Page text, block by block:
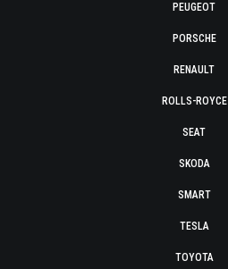
PEUGEOT
PORSCHE
RENAULT
ROLLS-ROYCE
SEAT
SKODA
SMART
TESLA
TOYOTA